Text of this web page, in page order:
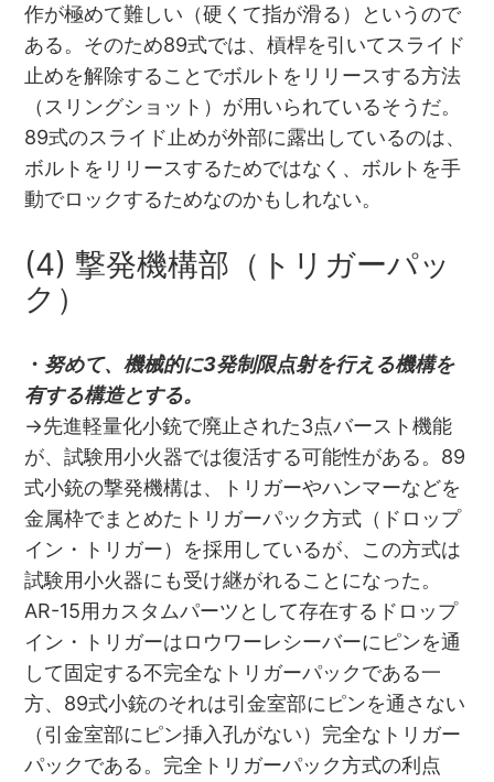
作が極めて難しい（硬くて指が滑る）というので
ある。そのため89式では、槓桿を引いてスライド
止めを解除することでボルトをリリースする方法
（スリングショット）が用いられているそうだ。
89式のスライド止めが外部に露出しているのは、
ボルトをリリースするためではなく、ボルトを手
動でロックするためなのかもしれない。
(4) 撃発機構部（トリガーパッ
ク）
・ 努めて、機械的に3発制限点射を行える機構を
有する構造とする。
→先進軽量化小銃で廃止された3点バースト機能
が、試験用小火器では復活する可能性がある。89
式小銃の撃発機構は、トリガーやハンマーなどを
金属枠でまとめたトリガーパック方式（ドロップ
イン・トリガー）を採用しているが、この方式は
試験用小火器にも受け継がれることになった。
AR-15用カスタムパーツとして存在するドロップ
イン・トリガーはロウワーレシーバーにピンを通
して固定する不完全なトリガーパックである一
方、89式小銃のそれは引金室部にピンを通さない
（引金室部にピン挿入孔がない）完全なトリガー
パックである。完全トリガーパック方式の利点